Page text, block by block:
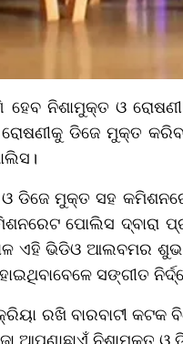
ହେବ ନିଶାମୁକ୍ତ ଓ
ଡିଜେ ମୁକ୍ତ
ଓ ଡିଜେ ମୁକ୍ତ ସହ
ପୋଲିସ
ଏହି ଭିଡିଓ ଆଲବମର ଶୁଭ
ସଙ୍ଗୀତ
ରଖି ବାରବାଟୀ କଟକ